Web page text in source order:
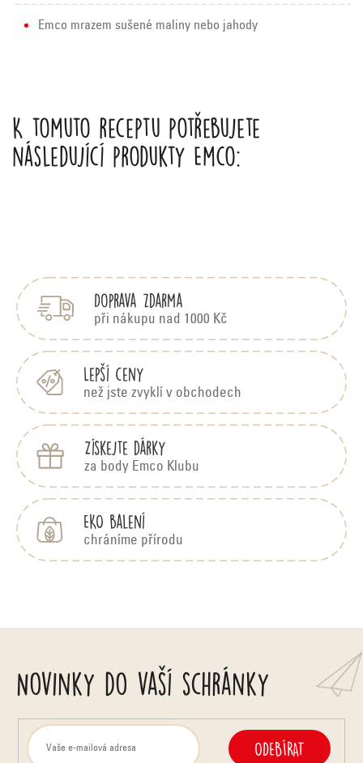
Emco mrazem sušené maliny nebo jahody
K tomuto receptu potřebujete
následující produkty Emco:
Doprava zdarma
při nákupu nad 1000 Kč
Lepší ceny
než jste zvyklí v obchodech
Získejte dárky
za body Emco Klubu
EKO balení
chráníme přírodu
Novinky do vaší schránky
ODEBÍRAT